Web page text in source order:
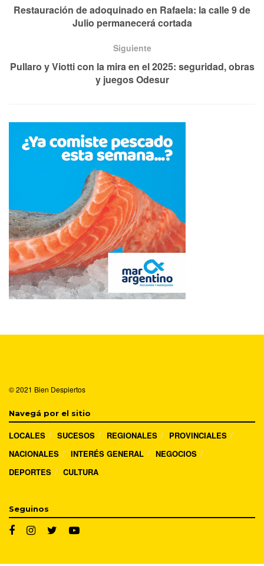
Restauración de adoquinado en Rafaela: la calle 9 de
Julio permanecerá cortada
Siguiente
Pullaro y Viotti con la mira en el 2025: seguridad, obras
y juegos Odesur
© 2021 Bien Despiertos
Navegá por el sitio
LOCALES SUCESOS REGIONALES
PROVINCIALES
NACIONALES
INTERÉS GENERAL
NEGOCIOS
DEPORTES
CULTURA
Seguinos